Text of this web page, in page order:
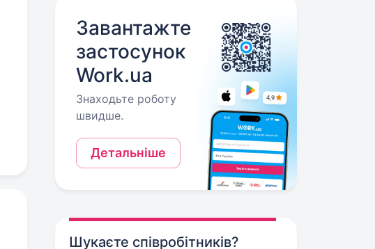
Завантажте
застосунок
Work.ua
Знаходьте роботу
швидше.
Детальніше
Шукаєте співробітників?